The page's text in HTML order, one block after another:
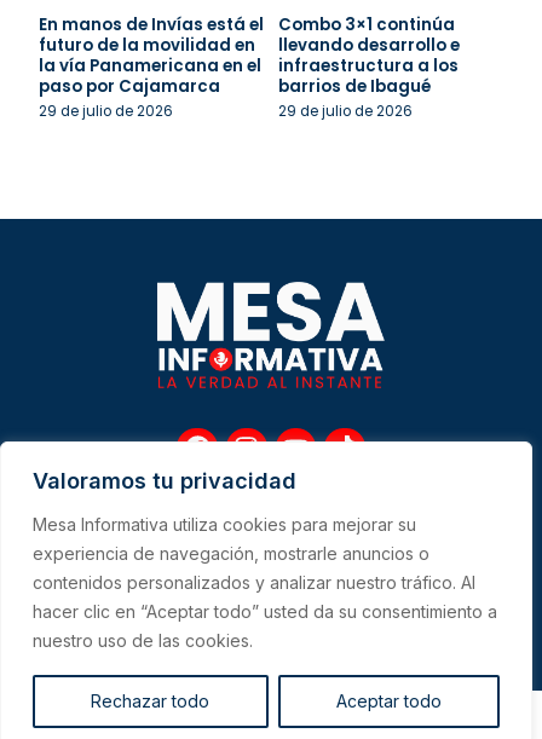
Valoramos tu privacidad
Mesa Informativa utiliza cookies para mejorar su
experiencia de navegación, mostrarle anuncios o
contenidos personalizados y analizar nuestro tráfico. Al
hacer clic en “Aceptar todo” usted da su consentimiento a
nuestro uso de las cookies.
Rechazar todo Aceptar todo
En manos de Invías está el
futuro de la movilidad en
la vía Panamericana en el
paso por Cajamarca
29 de julio de 2026
Combo 3×1 continúa
llevando desarrollo e
infraestructura a los
barrios de Ibagué
29 de julio de 2026
F
a
c
e
b
o
o
k
I
n
s
t
a
g
r
a
m
Y
u
t
u
b
e
T
t
o
k
CONTACTO